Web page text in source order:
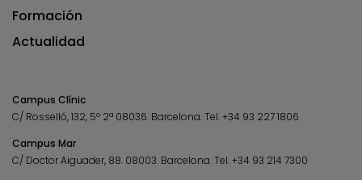
Formación
Actualidad
Campus Clínic
C/ Rosselló, 132, 5º 2ª 08036. Barcelona.Tel.+34 93 227 1806
Campus Mar
C/ Doctor Aiguader, 88. 08003. Barcelona.Tel.+34 93 214 7300